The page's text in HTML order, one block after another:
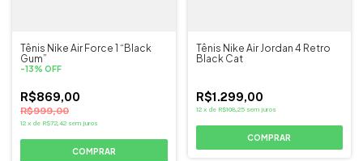
Tênis Nike Air Force 1 “Black
Gum”
-13% OFF
R$869,00
R$999,00
12 x de R$72,42 sem juros
COMPRAR
Tênis Nike Air Jordan 4 Retro
Black Cat
R$1.299,00
12 x de R$108,25 sem juros
COMPRAR